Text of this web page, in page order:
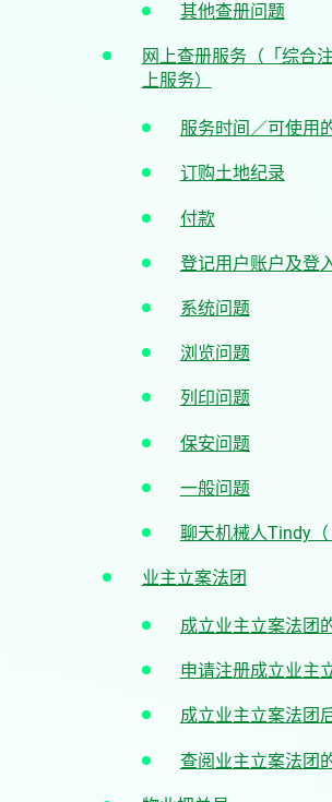
其他查册问题
网上查册服务（「综合
上服务）
服务时间／可使用
订购土地纪录
付款
登记用户账户及登
系统问题
浏览问题
列印问题
保安问题
一般问题
聊天机械人Tindy（
业主立案法团
成立业主立案法团
申请注册成立业主
成立业主立案法团
查阅业主立案法团